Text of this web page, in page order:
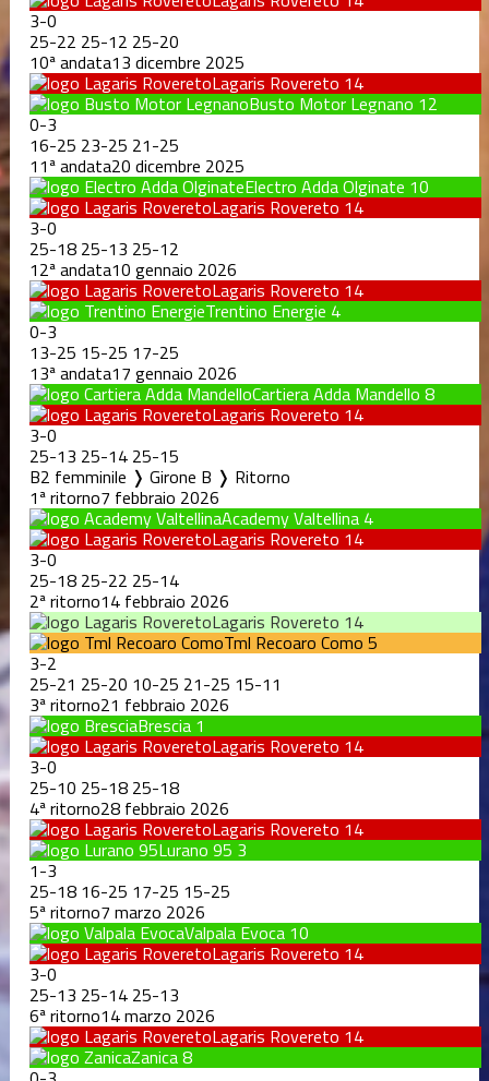
3-0
25-22 25-12 25-20
10ª andata13 dicembre 2025
Lagaris Rovereto 14
Busto Motor Legnano 12
0-3
16-25 23-25 21-25
11ª andata20 dicembre 2025
Electro Adda Olginate 10
Lagaris Rovereto 14
3-0
25-18 25-13 25-12
12ª andata10 gennaio 2026
Lagaris Rovereto 14
Trentino Energie 4
0-3
13-25 15-25 17-25
13ª andata17 gennaio 2026
Cartiera Adda Mandello 8
Lagaris Rovereto 14
3-0
25-13 25-14 25-15
B2 femminile ❭ Girone B ❭ Ritorno
1ª ritorno7 febbraio 2026
Academy Valtellina 4
Lagaris Rovereto 14
3-0
25-18 25-22 25-14
2ª ritorno14 febbraio 2026
Lagaris Rovereto 14
Tml Recoaro Como 5
3-2
25-21 25-20 10-25 21-25 15-11
3ª ritorno21 febbraio 2026
Brescia 1
Lagaris Rovereto 14
3-0
25-10 25-18 25-18
4ª ritorno28 febbraio 2026
Lagaris Rovereto 14
Lurano 95 3
1-3
25-18 16-25 17-25 15-25
5ª ritorno7 marzo 2026
Valpala Evoca 10
Lagaris Rovereto 14
3-0
25-13 25-14 25-13
6ª ritorno14 marzo 2026
Lagaris Rovereto 14
Zanica8